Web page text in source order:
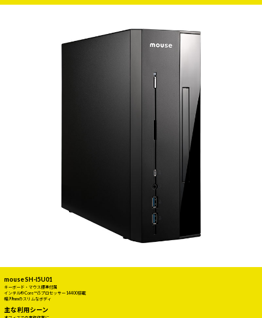
mouse SH-I5U01
キーボード・マウス標準付属
インテル® Core™ i5 プロセッサー 14400搭載
幅99mmのスリムなボディ
主な利用シーン